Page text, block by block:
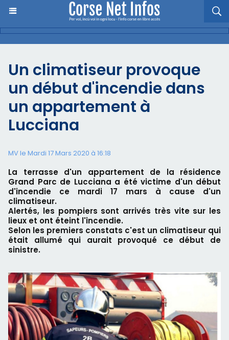
Un climatiseur provoque
un début d'incendie dans
un appartement à
Lucciana
MV le Mardi 17 Mars 2020 à 16:18
La terrasse d'un appartement de la résidence
Grand Parc de Lucciana a été victime d'un début
d'incendie ce mardi 17 mars à cause d'un
climatiseur.
Alertés, les pompiers sont arrivés très vite sur les
lieux et ont éteint l'incendie.
Selon les premiers constats c'est un climatiseur qui
était allumé qui aurait provoqué ce début de
sinistre.